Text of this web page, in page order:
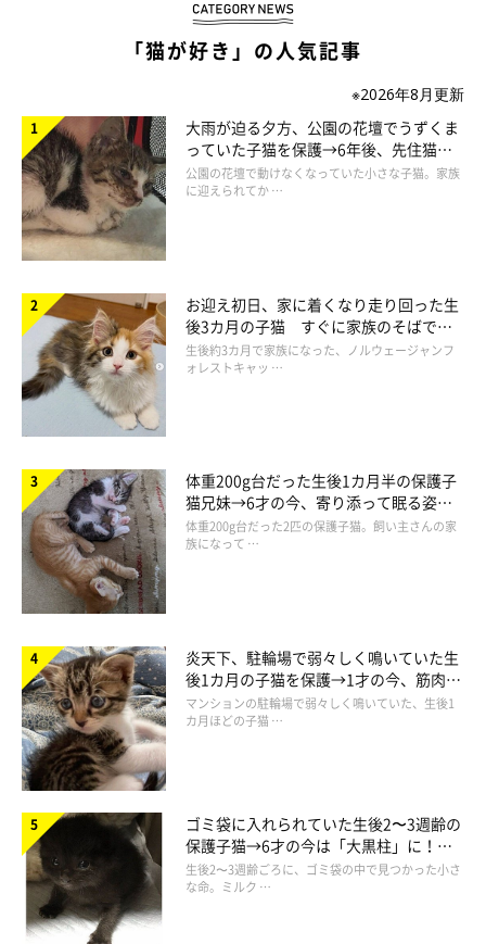
『ねこのきもち』で大人気の連載「男の猫道」がねこのきもち
webでスタート！
次回もお楽しみに～。
「猫が好き」の人気記事
※2026年8月更新
大雨が迫る夕方、公園の花壇でうずくま
っていた子猫を保護→6年後、先住猫
と“姉妹”のような関係に
公園の花壇で動けなくなっていた小さな子猫。家族
に迎えられてか …
お迎え初日、家に着くなり走り回った生
後3カ月の子猫 すぐに家族のそばで落
ち着く姿に「迎えてよかった」
生後約3カ月で家族になった、ノルウェージャンフ
ォレストキャッ …
体重200g台だった生後1カ月半の保護子
猫兄妹→6才の今、寄り添って眠る姿に
ほっこり！
体重200g台だった2匹の保護子猫。飼い主さんの家
族になって …
炎天下、駐輪場で弱々しく鳴いていた生
後1カ月の子猫を保護→1才の今、筋肉質
でツンデレなコに成長
マンションの駐輪場で弱々しく鳴いていた、生後1
カ月ほどの子猫 …
ゴミ袋に入れられていた生後2〜3週齢の
保護子猫→6才の今は「大黒柱」に！
美しい黒猫に成長した姿にグッとくる
生後2〜3週齢ごろに、ゴミ袋の中で見つかった小さ
な命。ミルク …